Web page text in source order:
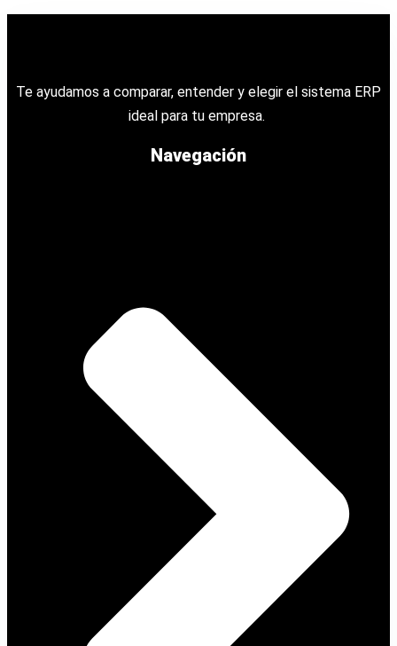
Te ayudamos a comparar, entender y elegir el sistema ERP
ideal para tu empresa.
Navegación